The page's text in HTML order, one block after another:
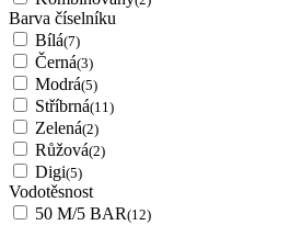
Barva číselníku
Bílá(7)
Černá(3)
Modrá(5)
Stříbrná(11)
Zelená(2)
Růžová(2)
Digi(5)
Vodotěsnost
50 M/5 BAR(12)